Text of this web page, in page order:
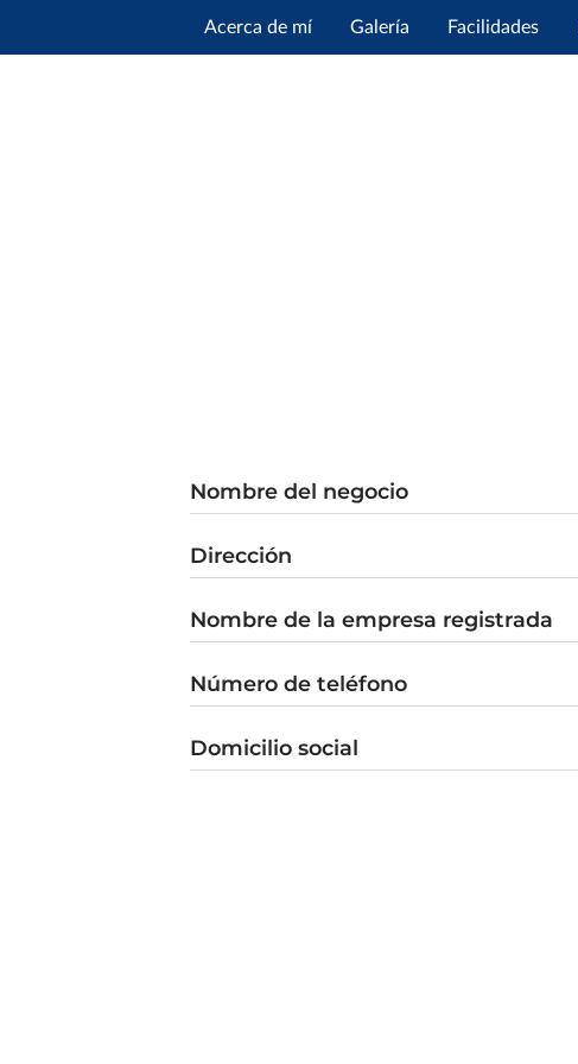
Acerca de mí Galería Facilidades
Nombre del negocio
Dirección
Nombre de la empresa registrada
Número de teléfono
Domicilio social